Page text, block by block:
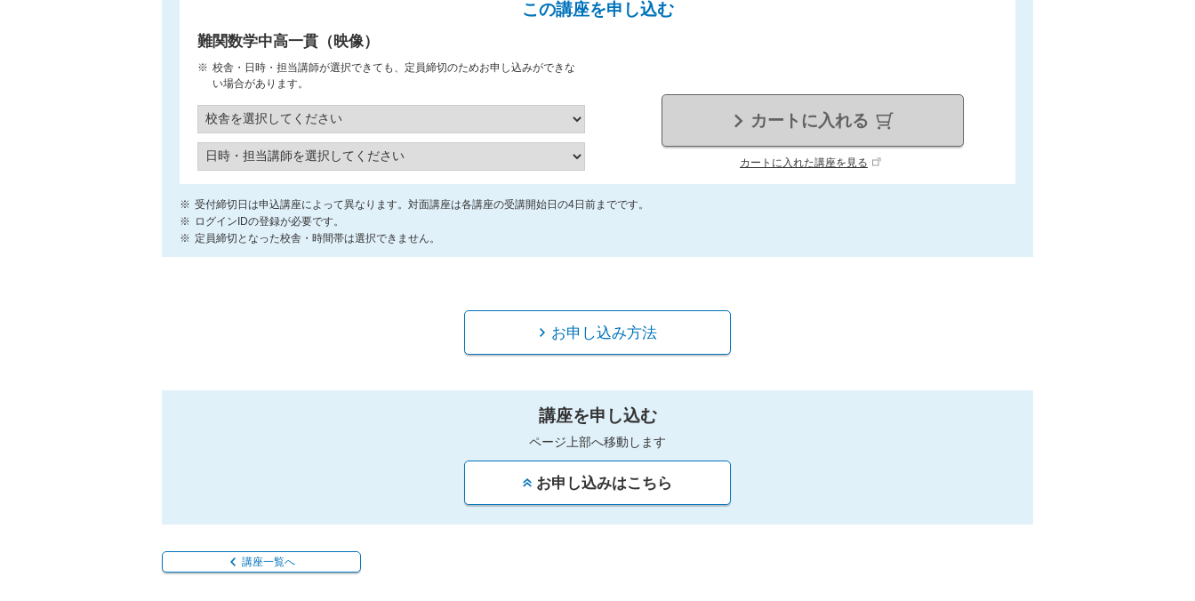
この講座を申し込む
難関数学中高一貫（映像）
校舎・日時・担当講師が選択できても、定員締切のためお申し込みができな
い場合があります。
カートに入れる
カートに入れた講座を見る
受付締切日は申込講座によって異なります。対面講座は各講座の受講開始日の4日前までです。
ログインIDの登録が必要です。
定員締切となった校舎・時間帯は選択できません。
お申し込み方法
講座を申し込む
ページ上部へ移動します
お申し込みはこちら
講座一覧へ